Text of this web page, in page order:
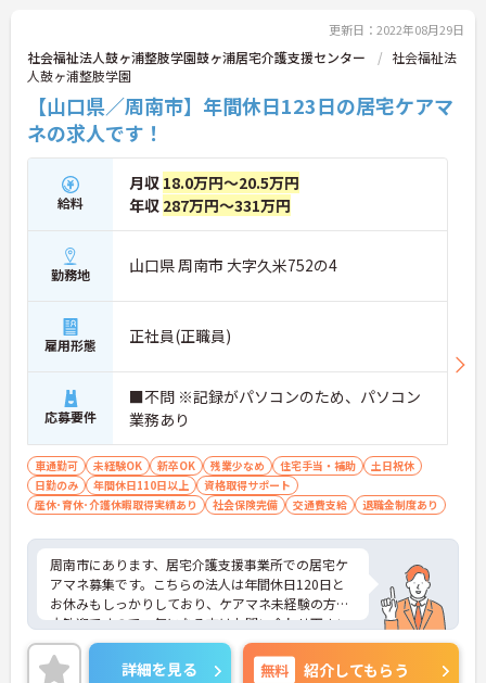
更新日：2022年08月29日
社会福祉法人鼓ヶ浦整肢学園鼓ヶ浦居宅介護支援センター
社会福祉法
人鼓ヶ浦整肢学園
【山口県／周南市】年間休日123日の居宅ケアマ
ネの求人です！
給料
月収 18.0万円～20.5万円
年収 287万円～331万円
勤務地 山口県 周南市 大字久米752の4
雇用形態 正社員(正職員)
応募要件
■不問 ※記録がパソコンのため、パソコン
業務あり
車通勤可 未経験OK 新卒OK 残業少なめ 住宅手当・補助
土日祝休
日勤のみ
年間休日110日以上
資格取得サポート
産休･育休･介護休暇取得実績あり
社会保険完備 交通費支給 退職金制度あり
周南市にあります、居宅介護支援事業所での居宅ケ
アマネ募集です。こちらの法人は年間休日120日と
お休みもしっかりしており、ケアマネ未経験の方も
大歓迎ですので、気になる方はお問い合わせ下さい
ませ。
詳細を見る 無料 紹介してもらう